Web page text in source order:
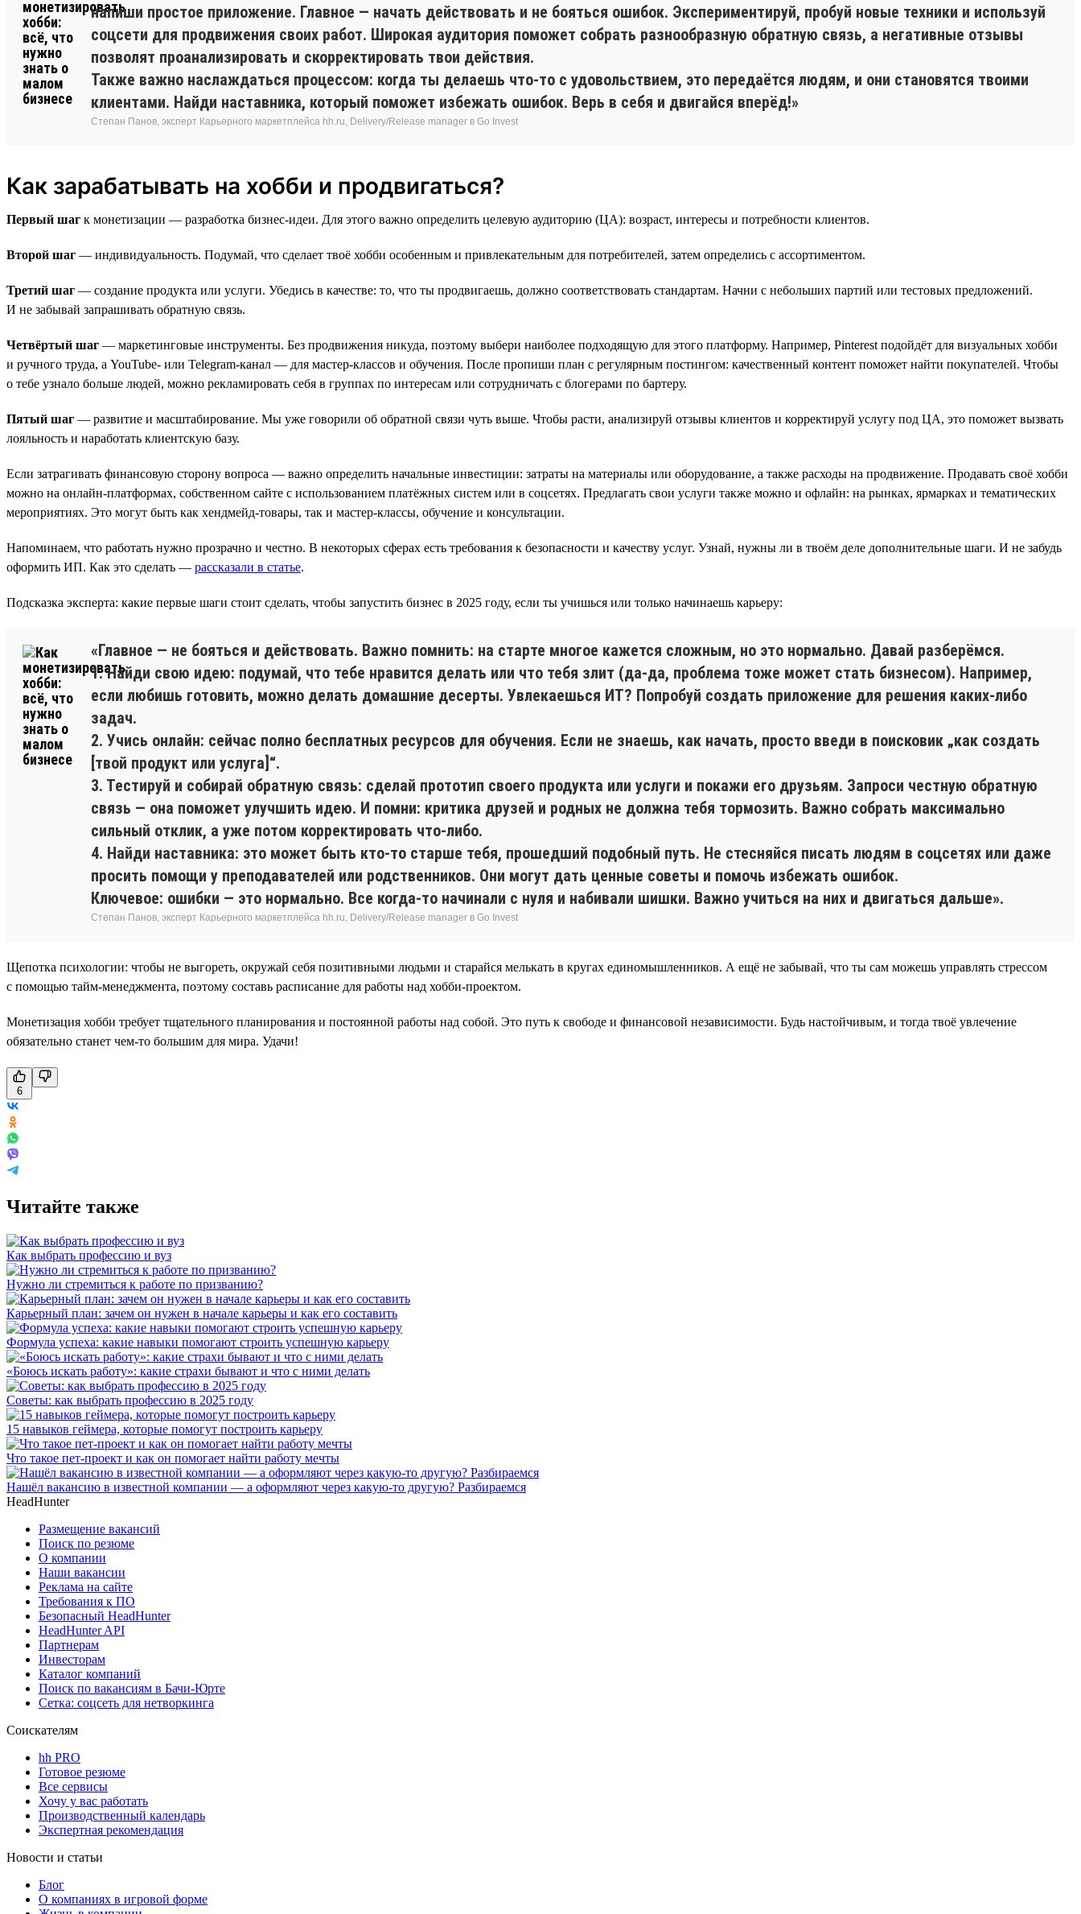
напиши простое приложение. Главное — начать действовать и не бояться ошибок. Экспериментируй, пробуй новые техники и используй
соцсети для продвижения своих работ. Широкая аудитория поможет собрать разнообразную обратную связь, а негативные отзывы
позволят проанализировать и скорректировать твои действия.
Также важно наслаждаться процессом: когда ты делаешь что-то с удовольствием, это передаётся людям, и они становятся твоими
клиентами. Найди наставника, который поможет избежать ошибок. Верь в себя и двигайся вперёд!»
Степан Панов, эксперт Карьерного маркетплейса hh.ru, Delivery/Release manager в Go Invest
Как зарабатывать на хобби и продвигаться?
Первый шаг к монетизации — разработка бизнес-идеи. Для этого важно определить целевую аудиторию (ЦА): возраст, интересы и потребности клиентов.
Второй шаг — индивидуальность. Подумай, что сделает твоё хобби особенным и привлекательным для потребителей, затем определись с ассортиментом.
Третий шаг — создание продукта или услуги. Убедись в качестве: то, что ты продвигаешь, должно соответствовать стандартам. Начни с небольших партий или тестовых предложений.
И не забывай запрашивать обратную связь.
Четвёртый шаг — маркетинговые инструменты. Без продвижения никуда, поэтому выбери наиболее подходящую для этого платформу. Например, Pinterest подойдёт для визуальных хобби
и ручного труда, а YouTube- или Telegram-канал — для мастер-классов и обучения. После пропиши план с регулярным постингом: качественный контент поможет найти покупателей. Чтобы
о тебе узнало больше людей, можно рекламировать себя в группах по интересам или сотрудничать с блогерами по бартеру.
Пятый шаг — развитие и масштабирование. Мы уже говорили об обратной связи чуть выше. Чтобы расти, анализируй отзывы клиентов и корректируй услугу под ЦА, это поможет вызвать
лояльность и наработать клиентскую базу.
Если затрагивать финансовую сторону вопроса — важно определить начальные инвестиции: затраты на материалы или оборудование, а также расходы на продвижение. Продавать своё хобби
можно на онлайн-платформах, собственном сайте с использованием платёжных систем или в соцсетях. Предлагать свои услуги также можно и офлайн: на рынках, ярмарках и тематических
мероприятиях. Это могут быть как хендмейд-товары, так и мастер-классы, обучение и консультации.
Напоминаем, что работать нужно прозрачно и честно. В некоторых сферах есть требования к безопасности и качеству услуг. Узнай, нужны ли в твоём деле дополнительные шаги. И не забудь
оформить ИП. Как это сделать — рассказали в статье.
Подсказка эксперта: какие первые шаги стоит сделать, чтобы запустить бизнес в 2025 году, если ты учишься или только начинаешь карьеру:
«Главное — не бояться и действовать. Важно помнить: на старте многое кажется сложным, но это нормально. Давай разберёмся.
1. Найди свою идею: подумай, что тебе нравится делать или что тебя злит (да-да, проблема тоже может стать бизнесом). Например,
если любишь готовить, можно делать домашние десерты. Увлекаешься ИТ? Попробуй создать приложение для решения каких-либо
задач.
2. Учись онлайн: сейчас полно бесплатных ресурсов для обучения. Если не знаешь, как начать, просто введи в поисковик „как создать
[твой продукт или услуга]“.
3. Тестируй и собирай обратную связь: сделай прототип своего продукта или услуги и покажи его друзьям. Запроси честную обратную
связь — она поможет улучшить идею. И помни: критика друзей и родных не должна тебя тормозить. Важно собрать максимально
сильный отклик, а уже потом корректировать что-либо.
4. Найди наставника: это может быть кто-то старше тебя, прошедший подобный путь. Не стесняйся писать людям в соцсетях или даже
просить помощи у преподавателей или родственников. Они могут дать ценные советы и помочь избежать ошибок.
Ключевое: ошибки — это нормально. Все когда-то начинали с нуля и набивали шишки. Важно учиться на них и двигаться дальше».
Степан Панов, эксперт Карьерного маркетплейса hh.ru, Delivery/Release manager в Go Invest
Щепотка психологии: чтобы не выгореть, окружай себя позитивными людьми и старайся мелькать в кругах единомышленников. А ещё не забывай, что ты сам можешь управлять стрессом
с помощью тайм-менеджмента, поэтому составь расписание для работы над хобби-проектом.
Монетизация хобби требует тщательного планирования и постоянной работы над собой. Это путь к свободе и финансовой независимости. Будь настойчивым, и тогда твоё увлечение
обязательно станет чем-то большим для мира. Удачи!
6
Читайте также
Как выбрать профессию и вуз
Нужно ли стремиться к работе по призванию?
Карьерный план: зачем он нужен в начале карьеры и как его составить
Формула успеха: какие навыки помогают строить успешную карьеру
«Боюсь искать работу»: какие страхи бывают и что с ними делать
Советы: как выбрать профессию в 2025 году
15 навыков геймера, которые помогут построить карьеру
Что такое пет-проект и как он помогает найти работу мечты
Нашёл вакансию в известной компании — а оформляют через какую-то другую? Разбираемся
HeadHunter
Размещение вакансий
Поиск по резюме
О компании
Наши вакансии
Реклама на сайте
Требования к ПО
Безопасный HeadHunter
HeadHunter API
Партнерам
Инвесторам
Каталог компаний
Поиск по вакансиям в Бачи-Юрте
Сетка: соцсеть для нетворкинга
Соискателям
hh PRO
Готовое резюме
Все сервисы
Хочу у вас работать
Производственный календарь
Экспертная рекомендация
Новости и статьи
Блог
О компаниях в игровой форме